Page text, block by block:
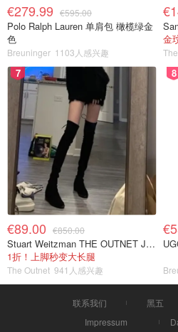
€279.99 €595.00
Polo Ralph Lauren 单肩包 橄榄绿金
色
Breuninger 1103人感兴趣
金
7
€89.00 €850.00
Stuart Weitzman THE OUTNET Jocey 弹力绒面过膝靴
1折！上脚秒变大长腿
The Outnet 941人感兴趣
8
联系我们 黑五
Impressum